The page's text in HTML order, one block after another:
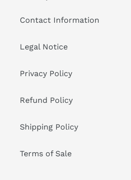
Contact Information
Legal Notice
Privacy Policy
Refund Policy
Shipping Policy
Terms of Sale